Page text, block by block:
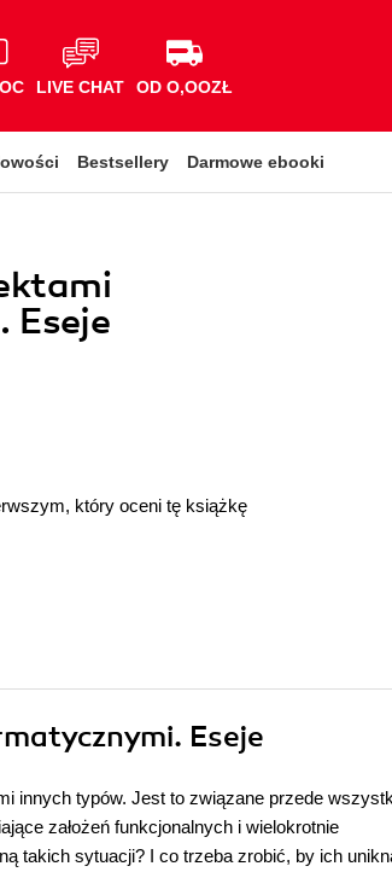
LIVE CHAT OD O,OOZŁ
Bestsellery Darmowe ebooki
Eseje
który oceni tę książkę
Eseje
innych typów. Jest to związane przede
założeń funkcjonalnych i wielokrotnie
takich sytuacji? I co trzeba zrobić, by ich